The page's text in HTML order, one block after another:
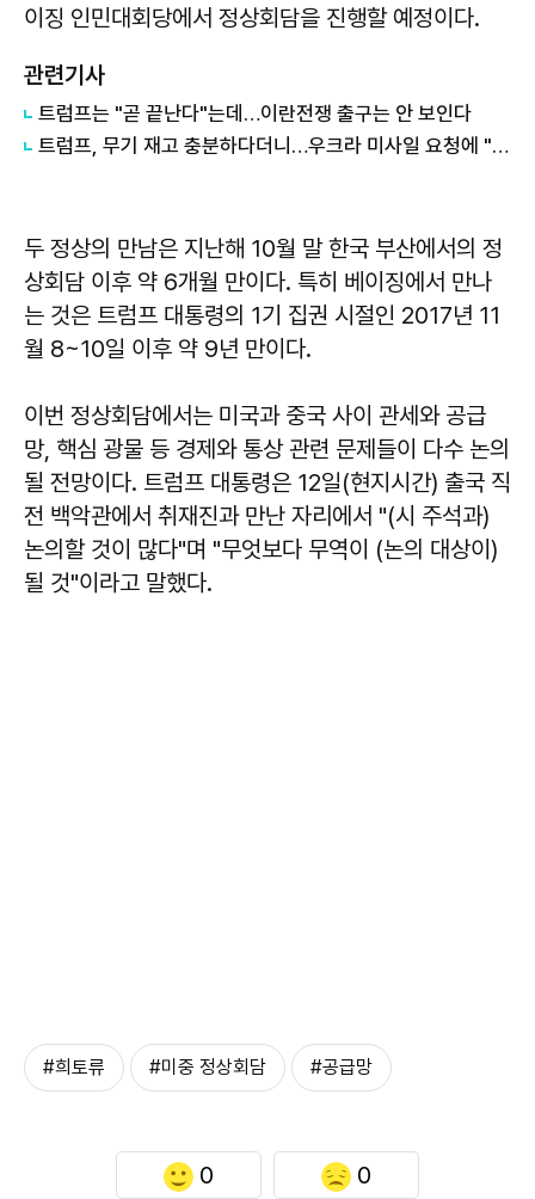
이징 인민대회당에서 정상회담을 진행할 예정이다.
관련기사
트럼프는 "곧 끝난다"는데…이란전쟁 출구는 안 보인다
트럼프, 무기 재고 충분하다더니…우크라 미사일 요청에 "우리도 필요"
두 정상의 만남은 지난해 10월 말 한국 부산에서의 정
상회담 이후 약 6개월 만이다. 특히 베이징에서 만나
는 것은 트럼프 대통령의 1기 집권 시절인 2017년 11
월 8~10일 이후 약 9년 만이다.
이번 정상회담에서는 미국과 중국 사이 관세와 공급
망, 핵심 광물 등 경제와 통상 관련 문제들이 다수 논의
될 전망이다. 트럼프 대통령은 12일(현지시간) 출국 직
전 백악관에서 취재진과 만난 자리에서 "(시 주석과)
논의할 것이 많다"며 "무엇보다 무역이 (논의 대상이)
될 것"이라고 말했다.
#희토류 #미중 정상회담 #공급망
0 0